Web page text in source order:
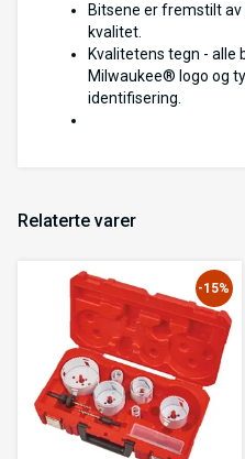
Bitsene er fremstilt
kvalitet.
Kvalitetens tegn - alle
Milwaukee® logo og
identifisering.
Relaterte varer
-15%